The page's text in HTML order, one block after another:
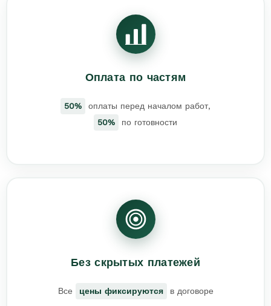
Оплата по частям
50%
оплаты перед началом работ,
50%
по готовности
Без скрытых платежей
Все цены фиксируются в договоре